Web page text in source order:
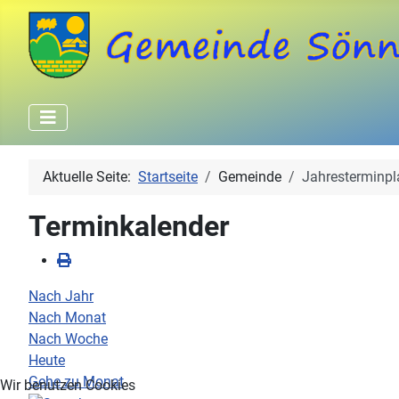
Aktuelle Seite: Startseite Gemeinde
Terminkalender
Nach Jahr
Nach Monat
Nach Woche
Heute
Gehe zu Monat
Wir benutzen Cookies